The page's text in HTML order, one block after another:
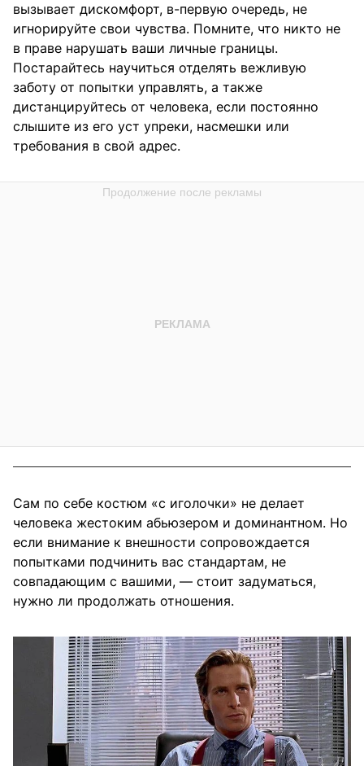
вызывает дискомфорт, в-первую очередь, не
игнорируйте свои чувства. Помните, что никто не
в праве нарушать ваши личные границы.
Постарайтесь научиться отделять вежливую
заботу от попытки управлять, а также
дистанцируйтесь от человека, если постоянно
слышите из его уст упреки, насмешки или
требования в свой адрес.
Сам по себе костюм «с иголочки» не делает
человека жестоким абьюзером и доминантном. Но
если внимание к внешности сопровождается
попытками подчинить вас стандартам, не
совпадающим с вашими, — стоит задуматься,
нужно ли продолжать отношения.